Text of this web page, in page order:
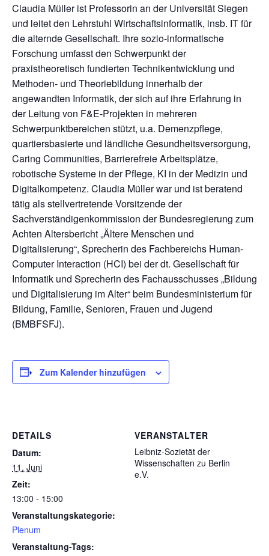
Claudia Müller ist Professorin an der Universität Siegen
und leitet den Lehrstuhl Wirtschaftsinformatik, insb. IT für
die alternde Gesellschaft. Ihre sozio-informatische
Forschung umfasst den Schwerpunkt der
praxistheoretisch fundierten Technikentwicklung und
Methoden- und Theoriebildung innerhalb der
angewandten Informatik, der sich auf ihre Erfahrung in
der Leitung von F&E-Projekten in mehreren
Schwerpunktbereichen stützt, u.a. Demenzpflege,
quartiersbasierte und ländliche Gesundheitsversorgung,
Caring Communities, Barrierefreie Arbeitsplätze,
robotische Systeme in der Pflege, KI in der Medizin und
Digitalkompetenz. Claudia Müller war und ist beratend
tätig als stellvertretende Vorsitzende der
Sachverständigenkommission der Bundesregierung zum
Achten Altersbericht „Ältere Menschen und
Digitalisierung“, Sprecherin des Fachbereichs Human-
Computer Interaction (HCI) bei der dt. Gesellschaft für
Informatik und Sprecherin des Fachausschusses „Bildung
und Digitalisierung im Alter“ beim Bundesministerium für
Bildung, Familie, Senioren, Frauen und Jugend
(BMBFSFJ).
Zum Kalender hinzufügen
DETAILS
Datum:
11. Juni
Zeit:
13:00 - 15:00
Veranstaltungskategorie:
Plenum
Veranstaltung-Tags:
VERANSTALTER
Leibniz-Sozietät der
Wissenschaften zu Berlin
e.V.